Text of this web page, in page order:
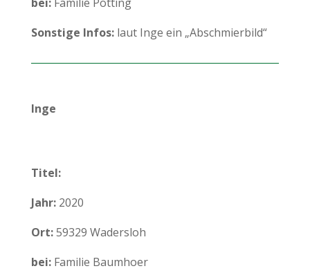
Sonstige Infos: laut Inge ein „Abschmierbild“
Inge
Titel:
Jahr: 2020
Ort:59329 Wadersloh
bei:Familie Baumhoer